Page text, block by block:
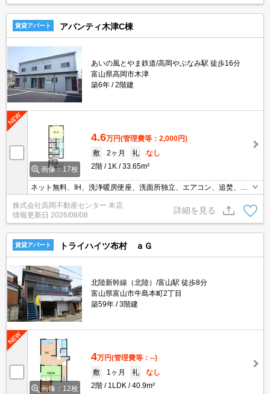
賃貸アパート アバンティ木津C棟
あいの風とやま鉄道/高岡やぶなみ駅 徒歩16分
富山県高岡市木津
築6年
2階建
画像：17枚
4.6万円(管理費等：2,000円)
敷
2ヶ月 礼
なし
2階
1K 33.65m²
ネット無料、IH、洗浄暖房便座、洗面所独立、エアコン、追焚、衣
類乾燥機、照明付き
株式会社高岡不動産センター 本店
情報更新日 2026/08/08
詳細を見る
賃貸アパート トライハイツ布村 ａＧ
北陸新幹線（北陸）/富山駅 徒歩8分
富山県富山市牛島本町2丁目
築59年
3階建
画像：12枚
4万円(管理費等：--)
敷
1ヶ月 礼
なし
2階
1LDK 40.9m²